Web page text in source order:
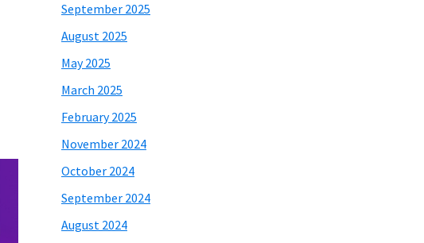
September 2025
August 2025
May 2025
March 2025
February 2025
November 2024
October 2024
September 2024
August 2024